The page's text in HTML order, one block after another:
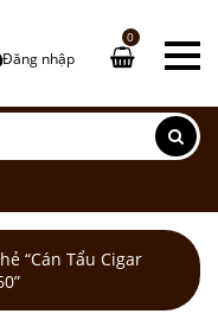
Đăng nhập
0
“Cán Tẩu Cigar